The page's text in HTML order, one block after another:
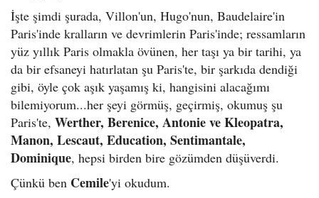
İşte şimdi şurada, Villon'un, Hugo'nun, Baudelaire'in
Paris'inde kralların ve devrimlerin Paris'inde; ressamların
yüz yıllık Paris olmakla övünen, her taşı ya bir tarihi, ya
da bir efsaneyi hatırlatan şu Paris'te, bir şarkıda dendiği
gibi, öyle çok aşık yaşamış ki, hangisini alacağımı
bilemiyorum...her şeyi görmüş, geçirmiş, okumuş şu
Paris'te, Werther, Berenice, Antonie ve Kleopatra,
Manon, Lescaut, Education, Sentimantale,
Dominique, hepsi birden bire gözümden düşüverdi.
Çünkü ben Cemile'yi okudum.